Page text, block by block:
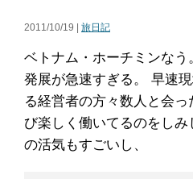
2011/10/19 | 旅日記
ベトナム・ホーチミンな
発展が急速すぎる。 早速
る経営者の方々数人と会
び楽しく働いてるのをし
の活気もすごいし、